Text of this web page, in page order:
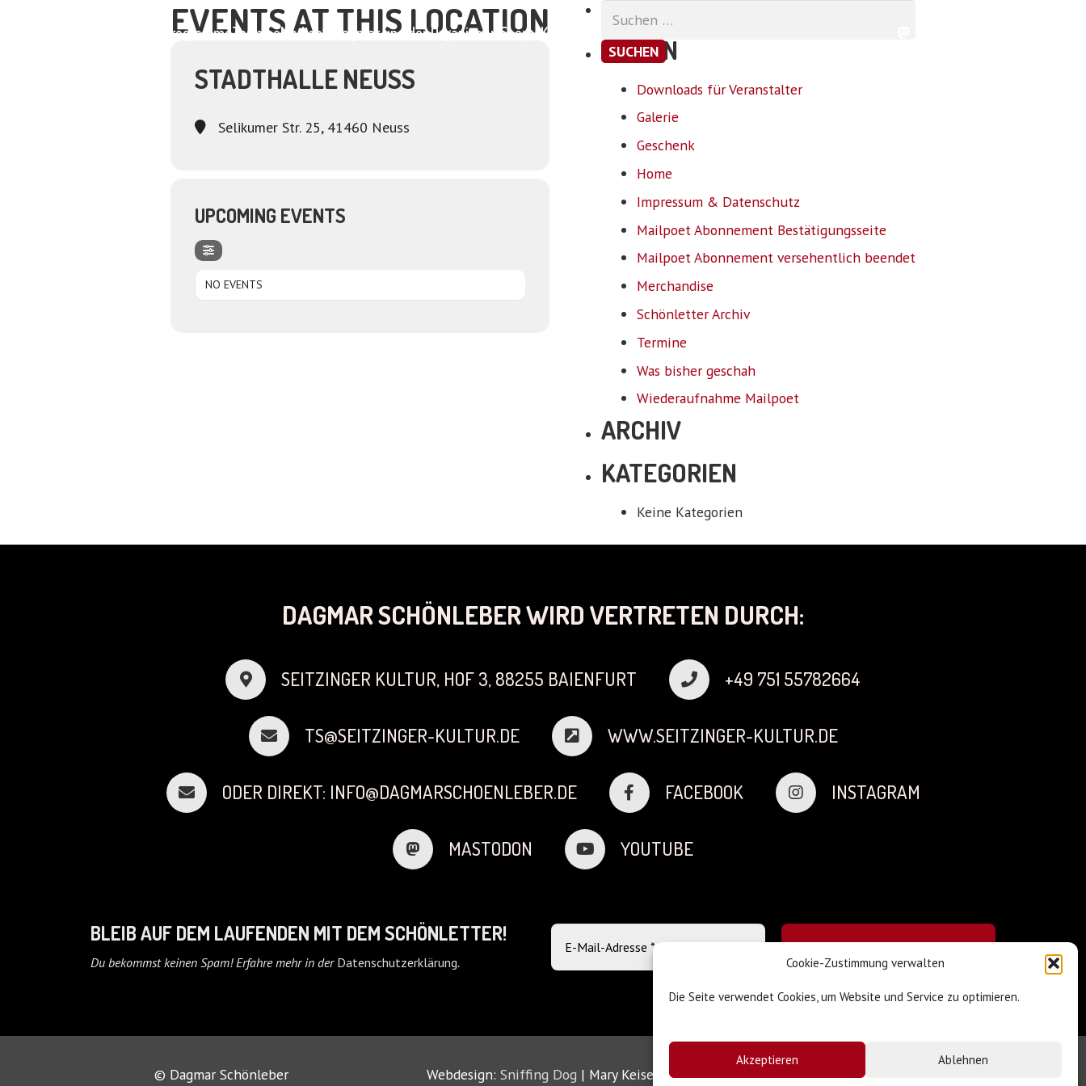
Cookie-Zustimmung verwalten
Die Seite verwendet Cookies, um Website und Service zu optimieren.
Akzeptieren Ablehnen
ProgrammeTermineMedien Dagmar und der Organismus Shop Kontakt
EVENTS AT THIS LOCATION
STADTHALLE NEUSS
Selikumer Str. 25, 41460 Neuss
UPCOMING EVENTS
NO EVENTS
nach:
SEITEN
Downloads für Veranstalter
Galerie
Geschenk
Home
Impressum & Datenschutz
Mailpoet Abonnement Bestätigungsseite
Mailpoet Abonnement versehentlich beendet
Merchandise
Schönletter Archiv
Termine
Was bisher geschah
Wiederaufnahme Mailpoet
ARCHIV
KATEGORIEN
Keine Kategorien
DAGMAR SCHÖNLEBER WIRD VERTRETEN DURCH:
SEITZINGER KULTUR, HOF 3, 88255 BAIENFURT +49 751 55782664
TS@SEITZINGER-KULTUR.DE WWW.SEITZINGER-KULTUR.DE
ODER DIREKT: INFO@DAGMARSCHOENLEBER.DE FACEBOOK INSTAGRAM
MASTODON YOUTUBE
BLEIB AUF DEM LAUFENDEN MIT DEM SCHÖNLETTER!
Du bekommst keinen Spam! Erfahre mehr in der Datenschutzerklärung.
© Dagmar Schönleber Webdesign:Sniffing Dog | Mary Keiser Impressum & Datenschutz